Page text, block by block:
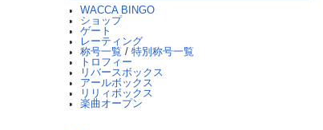
WACCA BINGO
ショップ
ゲート
レーティング
称号一覧 / 特別称号一覧
トロフィー
リバースボックス
アールボックス
リリィボックス
楽曲オープン